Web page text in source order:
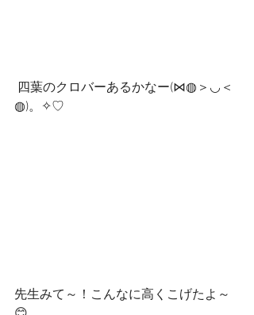
◍)。✧♡
先生みて～！こんなに高くこげたよ～